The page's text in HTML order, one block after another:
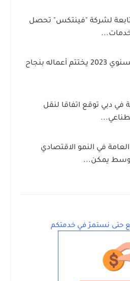
لشركة "فينتكس" تحصل
مُلتقى الاستثمار السنوي 2023 يختتم أعماله بنجاح
في دبي توقع اتفاقا لنقل
في النمو الاقتصادي
يمكن...
حتى نستمرّ في خدمتكم